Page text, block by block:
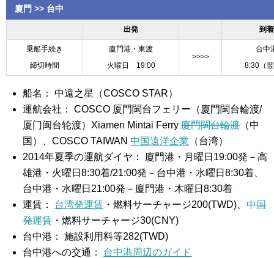
廈門 >> 台中
出発 到着
乗船手続き
締切時間
廈門港・東渡
火曜日 19:00
>>>>
台中
8:30（
船名： 中遠之星（COSCO STAR）
運航会社： COSCO 厦門閩台フェリー（廈門閩台輪渡/
厦门闽台轮渡）Xiamen Mintai Ferry廈門閩台輪渡（中
国）、COSCO TAIWAN中国遠洋企業 （台湾）
2014年夏季の運航ダイヤ： 廈門港・月曜日19:00発－高
雄港・火曜日8:30着/21:00発－台中港・水曜日8:30着、
台中港・水曜日21:00発－廈門港・木曜日8:30着
運賃： 台湾発運賃 ・燃料サーチャージ200(TWD)、中国
発運賃・燃料サーチャージ30(CNY)
台中港： 施設利用料等282(TWD)
台中港への交通： 台中港周辺のガイド